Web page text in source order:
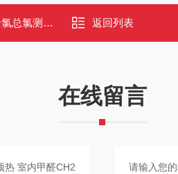
等级IP65） 返回列表
在线留言